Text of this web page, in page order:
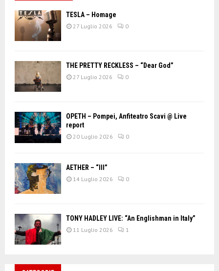
TESLA – Homage
27 Luglio 2026 0
THE PRETTY RECKLESS – “Dear God”
27 Luglio 2026 0
OPETH – Pompei, Anfiteatro Scavi @ Live
report
20 Luglio 2026 0
AETHER – “III”
14 Luglio 2026 0
TONY HADLEY LIVE: “An Englishman in Italy”
11 Luglio 2026 1